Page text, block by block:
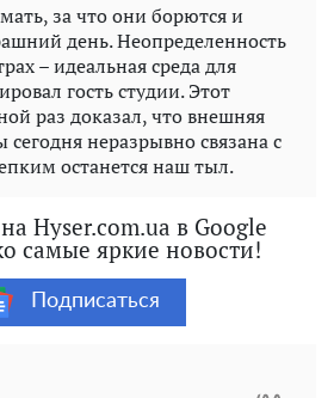
за что они борются и
день. Неопределенность
– идеальная среда для
гость студии. Этот
раз доказал, что внешняя
неразрывно связана с
останется наш тыл.
Hyser.com.ua в Google
самые яркие новости!
Подписаться